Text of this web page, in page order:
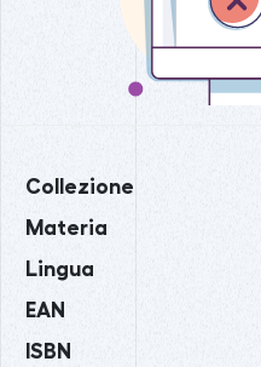
Collezione
Materia
Lingua
EAN
ISBN